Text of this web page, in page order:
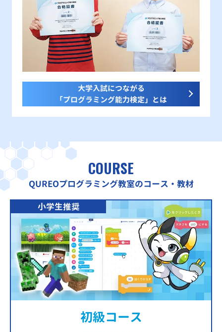
大学入試につながる
「プログラミング能力検定」とは
COURSE
QUREOプログラミング教室のコース・教材
小学生推奨
初級コース